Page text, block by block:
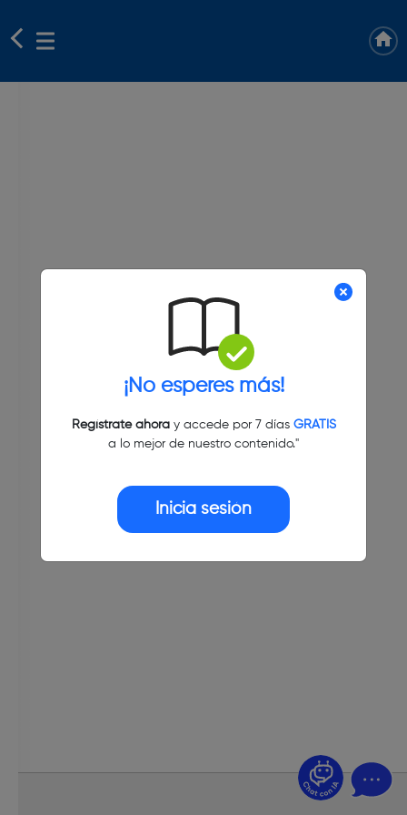
¡No esperes más!
Regístrate ahoray accede por 7 días GRATIS
a lo mejor de nuestro contenido."
Inicia sesión